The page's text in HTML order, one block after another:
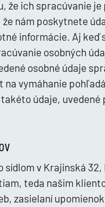
že ich spracúvanie
nám poskytnete
informácie. Aj keď
osobných
osobné údaje
vymáhanie
údaje, uvedené
v Krajinská 32,
teda našim
zasielaní